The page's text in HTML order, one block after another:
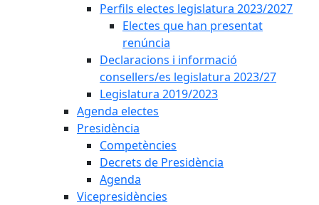
Perfils electes legislatura 2023/2027
Electes que han presentat
renúncia
Declaracions i informació
consellers/es legislatura 2023/27
Legislatura 2019/2023
Agenda electes
Presidència
Competències
Decrets de Presidència
Agenda
Vicepresidències